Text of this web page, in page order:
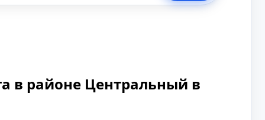
в районе Центральный в